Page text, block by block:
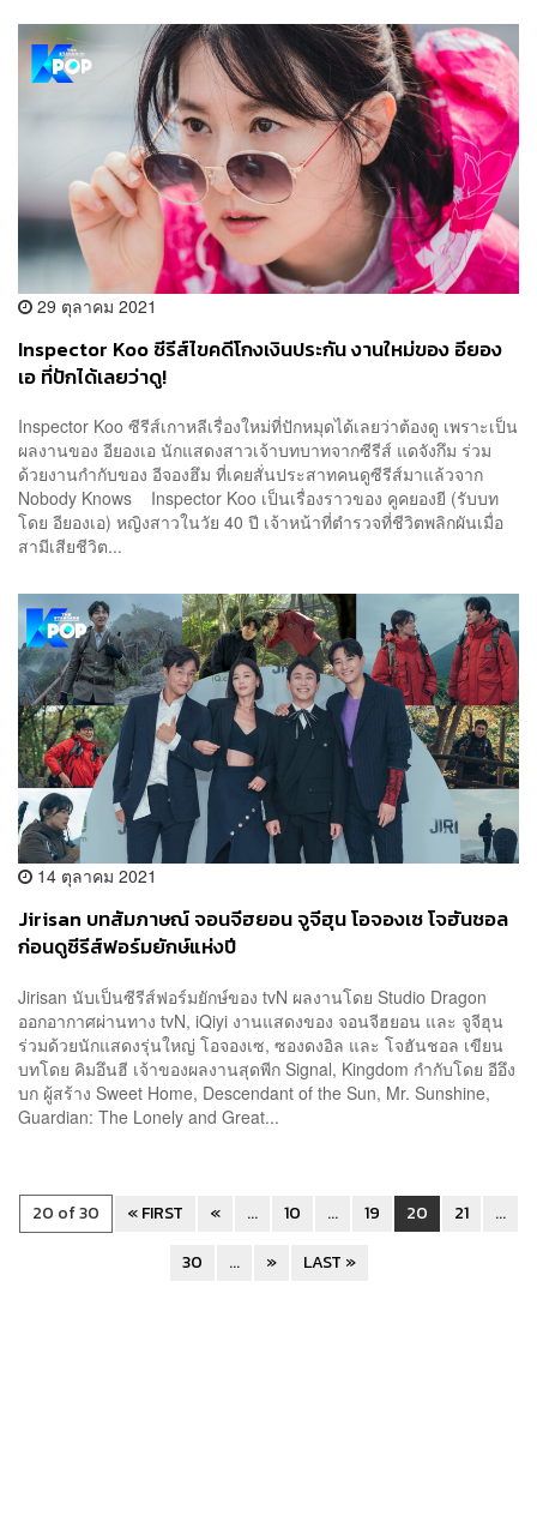
29 ตุลาคม 2021
Inspector Koo ซีรีส์ไขคดีโกงเงินประกัน งานใหม่ของ อียอง
เอ ที่ปักได้เลยว่าดู!
Inspector Koo ซีรีส์เกาหลีเรื่องใหม่ที่ปักหมุดได้เลยว่าต้องดู เพราะเป็น
ผลงานของ อียองเอ นักแสดงสาวเจ้าบทบาทจากซีรีส์ แดจังกึม ร่วม
ด้วยงานกำกับของ อีจองฮึม ที่เคยสั่นประสาทคนดูซีรีส์มาแล้วจาก
Nobody Knows Inspector Koo เป็นเรื่องราวของ คูคยองยี (รับบท
โดย อียองเอ) หญิงสาวในวัย 40 ปี เจ้าหน้าที่ตำรวจที่ชีวิตพลิกผันเมื่อ
สามีเสียชีวิต...
14 ตุลาคม 2021
Jirisan บทสัมภาษณ์ จอนจีฮยอน จูจีฮุน โอจองเซ โจฮันชอล
ก่อนดูซีรีส์ฟอร์มยักษ์แห่งปี
Jirisan นับเป็นซีรีส์ฟอร์มยักษ์ของ tvN ผลงานโดย Studio Dragon
ออกอากาศผ่านทาง tvN, iQiyi งานแสดงของ จอนจีฮยอน และ จูจีฮุน
ร่วมด้วยนักแสดงรุ่นใหญ่ โอจองเซ, ซองดงอิล และ โจฮันชอล เขียน
บทโดย คิมอึนฮี เจ้าของผลงานสุดพีก Signal, Kingdom กำกับโดย อีอึง
บก ผู้สร้าง Sweet Home, Descendant of the Sun, Mr. Sunshine,
Guardian: The Lonely and Great...
20 of 30 « FIRST « ... 10 ... 19 20 21
...
30
... » LAST »